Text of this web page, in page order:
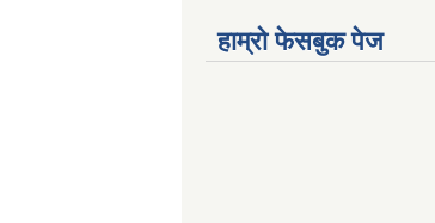
हाम्रो फेसबुक पेज